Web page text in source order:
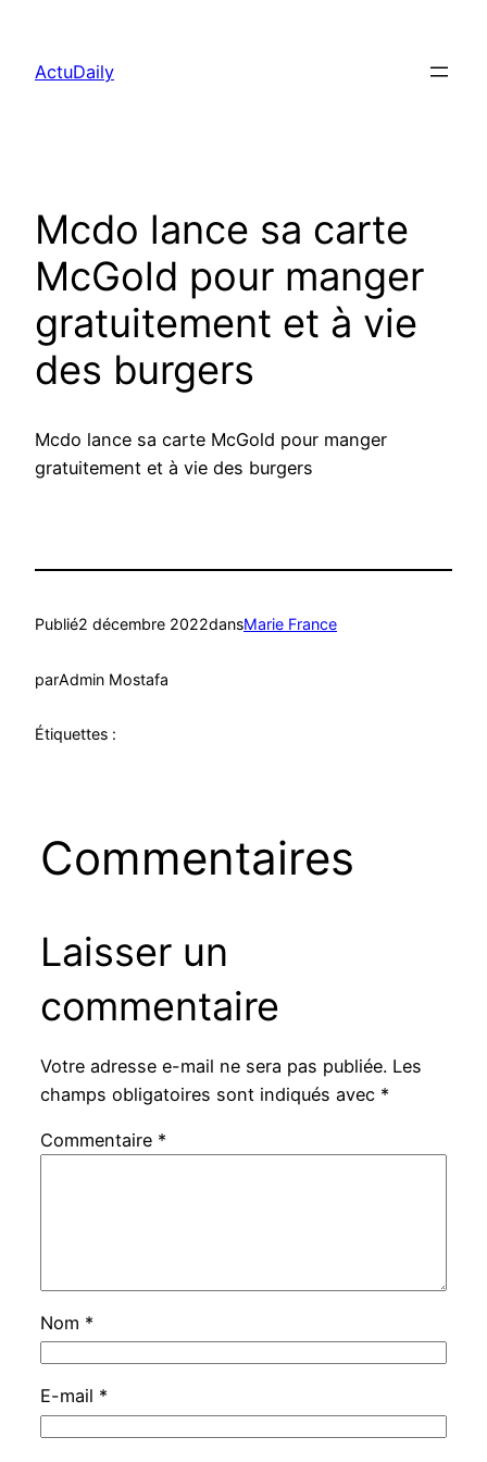
contenu
ActuDaily
Mcdo lance sa carte
McGold pour manger
gratuitement et à vie
des burgers
Mcdo lance sa carte McGold pour manger
gratuitement et à vie des burgers
Publié2 décembre 2022dansMarie France
parAdmin Mostafa
Étiquettes :
Commentaires
Laisser un
commentaire
Votre adresse e-mail ne sera pas publiée. Les
champs obligatoires sont indiqués avec *
Commentaire *
Nom *
E-mail *